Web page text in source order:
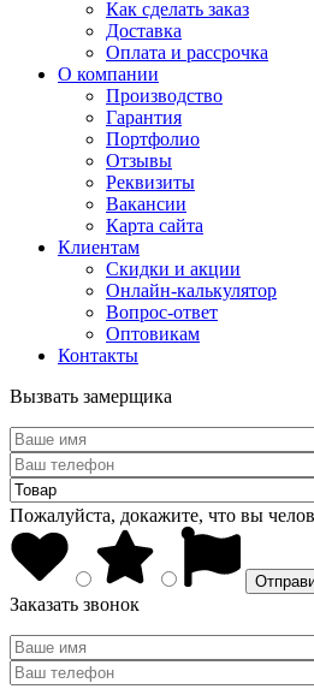
Как сделать заказ
Доставка
Оплата и рассрочка
О компании
Производство
Гарантия
Портфолио
Отзывы
Реквизиты
Вакансии
Карта сайта
Клиентам
Скидки и акции
Онлайн-калькулятор
Вопрос-ответ
Оптовикам
Контакты
Вызвать замерщика
Пожалуйста, докажите, что вы
Заказать звонок